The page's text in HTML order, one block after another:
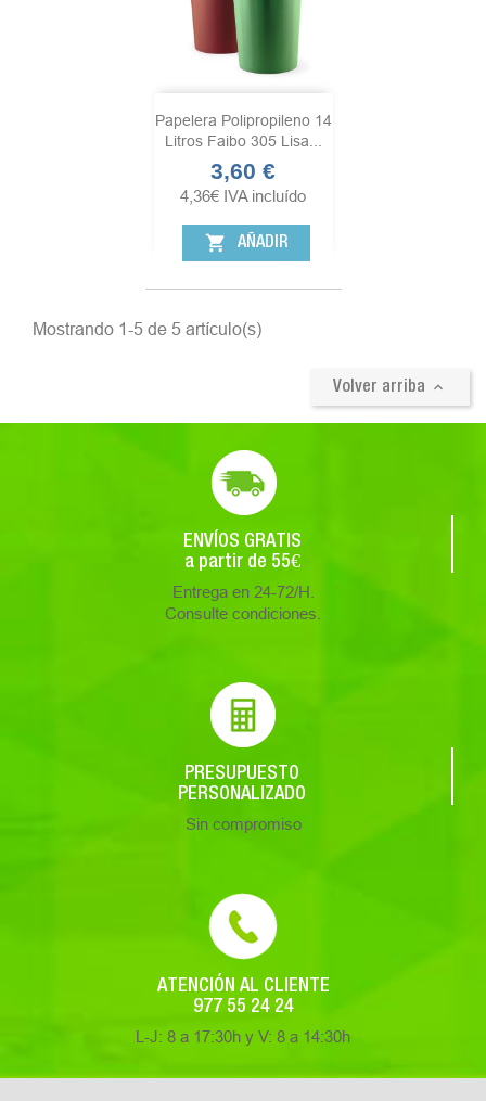
Papelera Polipropileno 14
Litros Faibo 305 Lisa...
Precio
3,60 €
4,36€ IVA incluído
shopping_cart AÑADIR
Mostrando 1-5 de 5 artículo(s)
Volver arriba 
ENVÍOS GRATIS
a partir de 55€
Entrega en 24-72/H.
Consulte condiciones.
PRESUPUESTO
PERSONALIZADO
Sin compromiso
ATENCIÓN AL CLIENTE
977 55 24 24
L-J: 8 a 17:30h y V: 8 a 14:30h